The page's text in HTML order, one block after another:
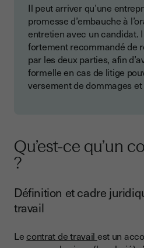
Il peut arriver qu’une
promesse d’embauche à
entretien avec un candidat.
fortement recommandé de
par les deux parties, afin
formelle en cas de litige
versement de dommages
Qu’est-ce qu’un
?
Définition et cadre
travail
Lecontrat de travail est un